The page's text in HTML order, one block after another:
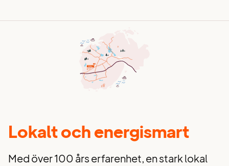
Lokalt och energismart
Med över 100 års erfarenhet, en stark lokal